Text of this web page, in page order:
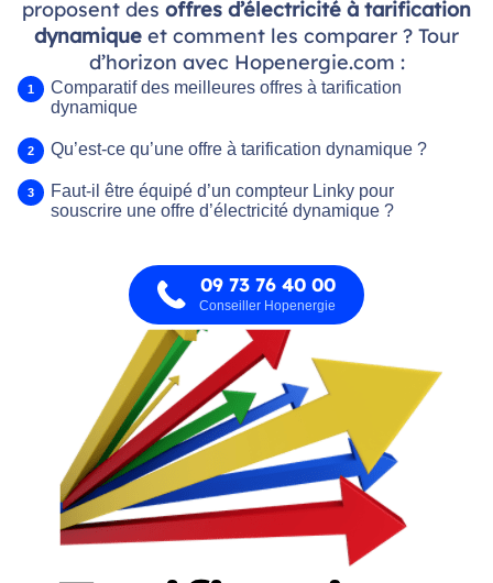
proposent des offres d’électricité à tarification
dynamique et comment les comparer ? Tour
d’horizon avec Hopenergie.com :
Comparatif des meilleures offres à tarification
dynamique
Qu’est-ce qu’une offre à tarification dynamique ?
Faut-il être équipé d’un compteur Linky pour
souscrire une offre d’électricité dynamique ?
09 73 76 40 00
Conseiller Hopenergie